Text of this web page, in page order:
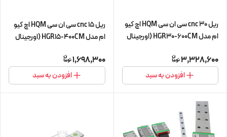
ریل 30 cnc سی ان سی HQM اچ کیو
ام مدل HGR30-600CM (اورجینال
3,328,600
افزودن به سبد
ریل 15 cnc سی ان سی HQM اچ کیو
ام مدل HGR15-400CM (اورجینال
1,698,300
افزودن به سبد